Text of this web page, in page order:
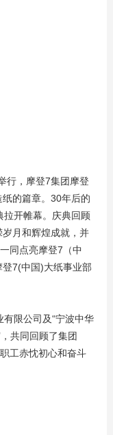
行，摩登7集团摩登
的篇章。30年后的
拉开帷幕。庆典回顾
月和辉煌成就，并
同点亮摩登7（中
7(中国)大纸事业部
限公司及“宁波中华
共同回顾了集团
工赤忱初心和奋斗